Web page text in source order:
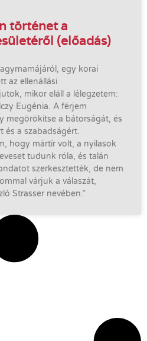
történet a
(előadás)
egy korai
az ellenállási
mikor eláll a lélegzetem:
Eugénia. A férjem
megörökítse a bátorságát, és
és a szabadságért.
hogy mártír volt, a nyilasok
tudunk róla, és talán
szerkesztették, de nem
várjuk a válaszát,
Strasser nevében.”